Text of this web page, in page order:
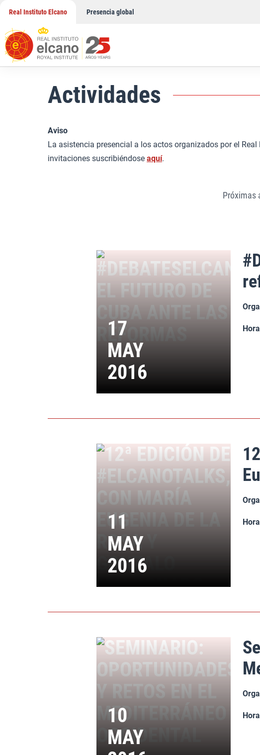
contenido
Real Instituto Elcano Presencia global
Actividades
Aviso
La asistencia presencial a los actos organizados por el
invitaciones suscribiéndose aquí.
Próximas